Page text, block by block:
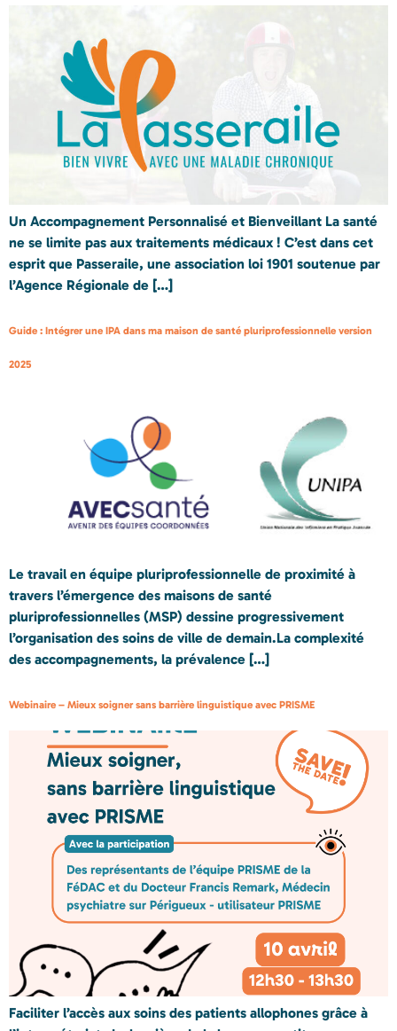
Un Accompagnement Personnalisé et Bienveillant La santé
ne se limite pas aux traitements médicaux ! C’est dans cet
esprit que Passeraile, une association loi 1901 soutenue par
l’Agence Régionale de […]
Guide : Intégrer une IPA dans ma maison de santé pluriprofessionnelle version
2025
Le travail en équipe pluriprofessionnelle de proximité à
travers l’émergence des maisons de santé
pluriprofessionnelles (MSP) dessine progressivement
l’organisation des soins de ville de demain.La complexité
des accompagnements, la prévalence […]
Webinaire – Mieux soigner sans barrière linguistique avec PRISME
Faciliter l’accès aux soins des patients allophones grâce à